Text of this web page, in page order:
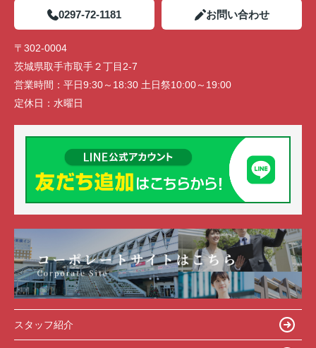
0297-72-1181 お問い合わせ
〒302-0004
茨城県取手市取手２丁目2-7
営業時間： 平日9:30～18:30 土日祭10:00～19:00
定休日： 水曜日
スタッフ紹介